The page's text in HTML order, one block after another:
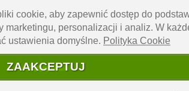
cookie, aby zapewnić dostęp do
marketingu, personalizacji i analiz. W
ustawienia domyślne. Polityka Cookie
ZAAKCEPTUJ